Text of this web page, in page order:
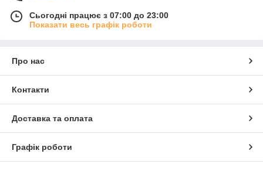
Сьогодні працює з 07:00 до 23:00
Показати весь графік роботи
Про нас
Контакти
Доставка та оплата
Графік роботи